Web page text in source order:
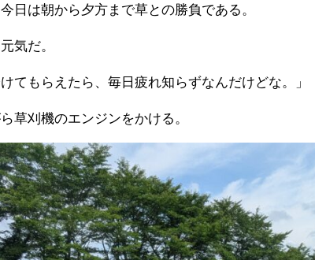
日は朝から夕方まで草との勝負である。
気だ。
てもらえたら、毎日疲れ知らずなんだけどな。」
草刈機のエンジンをかける。